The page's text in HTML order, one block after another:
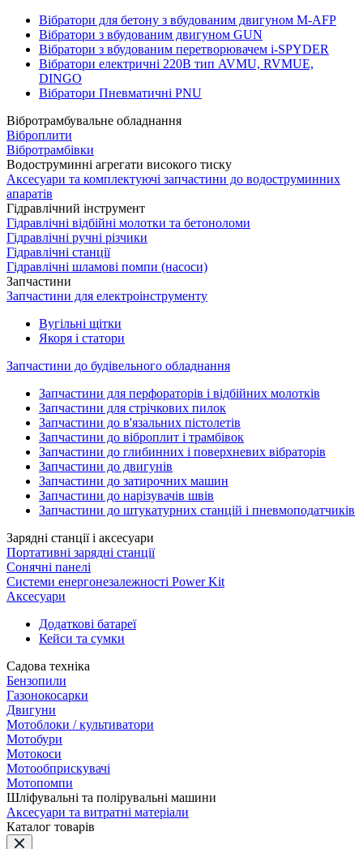
Вібратори для бетону з вбудованим двигуном M-AFP
Вібратори з вбудованим двигуном GUN
Вібратори з вбудованим перетворювачем i-SPYDER
Вібратори електричні 220B тип AVMU, RVMUE,
DINGO
Вібратори Пневматичні PNU
Вібротрамбувальне обладнання
Віброплити
Вібротрамбівки
Водоструминні агрегати високого тиску
Аксесуари та комплектуючі запчастини до водоструминних
апаратів
Гідравлічний інструмент
Гідравлічні відбійні молотки та бетоноломи
Гідравлічні ручні різчики
Гідравлічні станції
Гідравлічні шламові помпи (насоси)
Запчастини
Запчастини для електроінструменту
Вугільні щітки
Якоря і статори
Запчастини до будівельного обладнання
Запчастини для перфораторів і відбійних молотків
Запчастини для стрічкових пилок
Запчастини до в'язальних пістолетів
Запчастини до віброплит і трамбівок
Запчастини до глибинних і поверхневих вібраторів
Запчастини до двигунів
Запчастини до затирочних машин
Запчастини до нарізувачів швів
Запчастини до штукатурних станцій і пневмоподатчиків
Зарядні станції і аксесуари
Портативні зарядні станції
Сонячні панелі
Системи енергонезалежності Power Kit
Аксесуари
Додаткові батареї
Кейси та сумки
Садова техніка
Бензопили
Газонокосарки
Двигуни
Мотоблоки / культиватори
Мотобури
Мотокоси
Мотообприскувачі
Мотопомпи
Шліфувальні та полірувальні машини
Аксесуари та витратні матеріали
Каталог товарів